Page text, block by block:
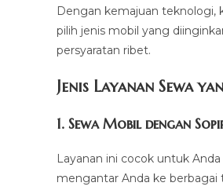
Dengan kemajuan teknologi,
pilih jenis mobil yang
persyaratan ribet.
Jenis Layanan Sewa
1. Sewa Mobil dengan
Layanan ini cocok untuk
mengantar Anda ke berbagai